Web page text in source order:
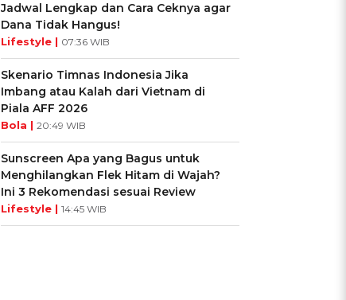
Jadwal Lengkap dan Cara Ceknya agar
Dana Tidak Hangus!
Lifestyle | 07:36 WIB
Skenario Timnas Indonesia Jika
Imbang atau Kalah dari Vietnam di
Piala AFF 2026
Bola | 20:49 WIB
Sunscreen Apa yang Bagus untuk
Menghilangkan Flek Hitam di Wajah?
Ini 3 Rekomendasi sesuai Review
Lifestyle | 14:45 WIB